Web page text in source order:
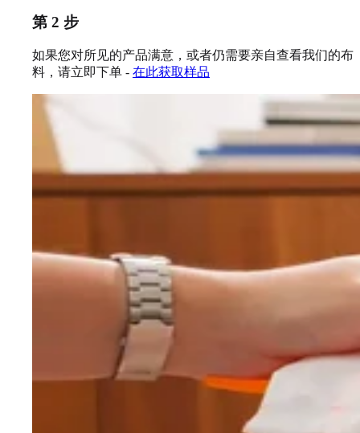
第 2 步
如果您对所见的产品满意，或者仍需要亲自查看我们的布
料，请立即下单 - 在此获取样品